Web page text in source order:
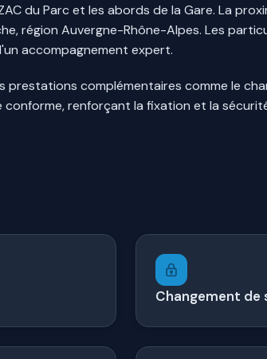
du Parc et les abords de la Gare. La
région Auvergne-Rhône-Alpes. Les
accompagnement expert.
complémentaires comme le
renforçant la fixation et la
Changement de